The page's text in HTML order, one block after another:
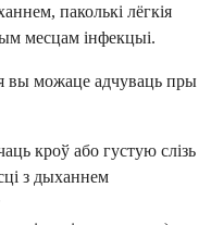
паколькі лёгкія
месцам інфекцыі.
вы можаце адчуваць пры
кроў або густую слізь
з дыханнем